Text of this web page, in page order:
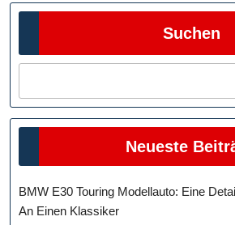
Suchen
Neueste
BMW E30 Touring Modellauto: Eine
An Einen Klassiker